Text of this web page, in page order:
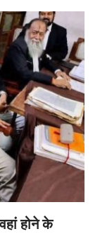
होने के